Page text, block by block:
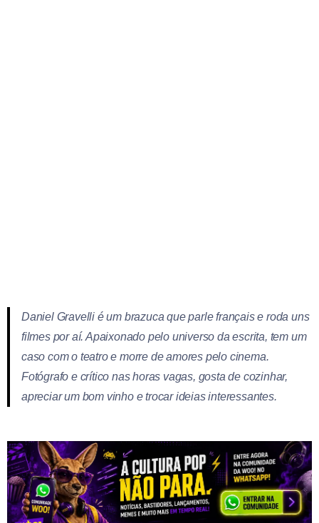
Daniel Gravelli é um brazuca que parle français e roda uns
filmes por aí. Apaixonado pelo universo da escrita, tem um
caso com o teatro e morre de amores pelo cinema.
Fotógrafo e crítico nas horas vagas, gosta de cozinhar,
apreciar um bom vinho e trocar ideias interessantes.